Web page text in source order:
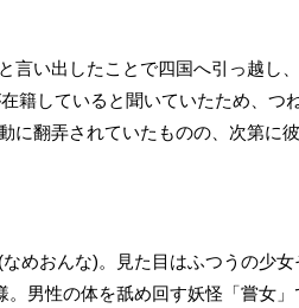
言い出したことで四国へ引っ越し
籍していると聞いていたため、つ
に翻弄されていたものの、次第に
めおんな)。見た目はふつうの少
男性の体を舐め回す妖怪「嘗女